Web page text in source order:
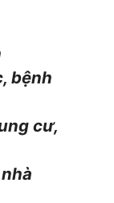
bệnh
cư,